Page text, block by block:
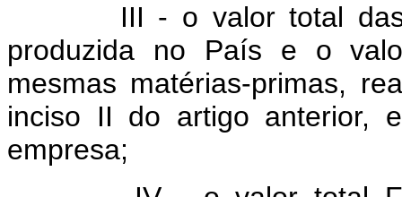
III - o valor total
produzida no País e o
mesmas matérias-primas,
inciso II do artigo anterior,
empresa;